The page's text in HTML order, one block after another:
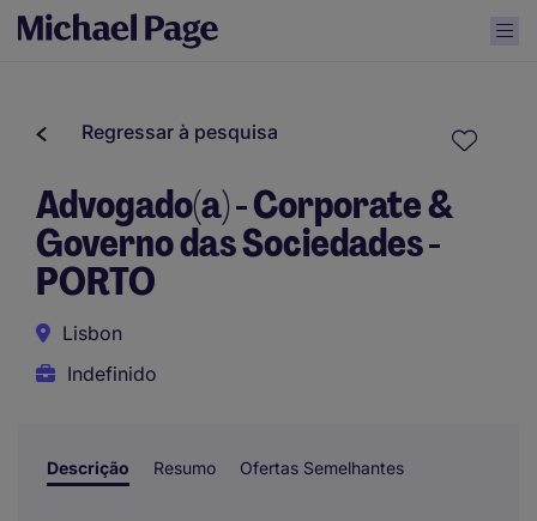
Regressar à pesquisa
Advogado(a) - Corporate &
Governo das Sociedades -
PORTO
Lisbon
Indefinido
Descrição Resumo Ofertas Semelhantes